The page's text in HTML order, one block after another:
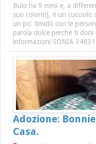
Buio ha 9 mesi e, a
suo colore!), è un cucciolo
un po' timido con le
parola dolce perché ti doni
informazioni SONIA
Adozione:
Casa.